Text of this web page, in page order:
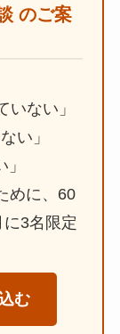
のご案
いない」
い」
めに、60
3名限定
む